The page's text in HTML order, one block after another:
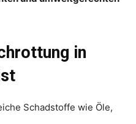
in
Schadstoffe wie Öle,